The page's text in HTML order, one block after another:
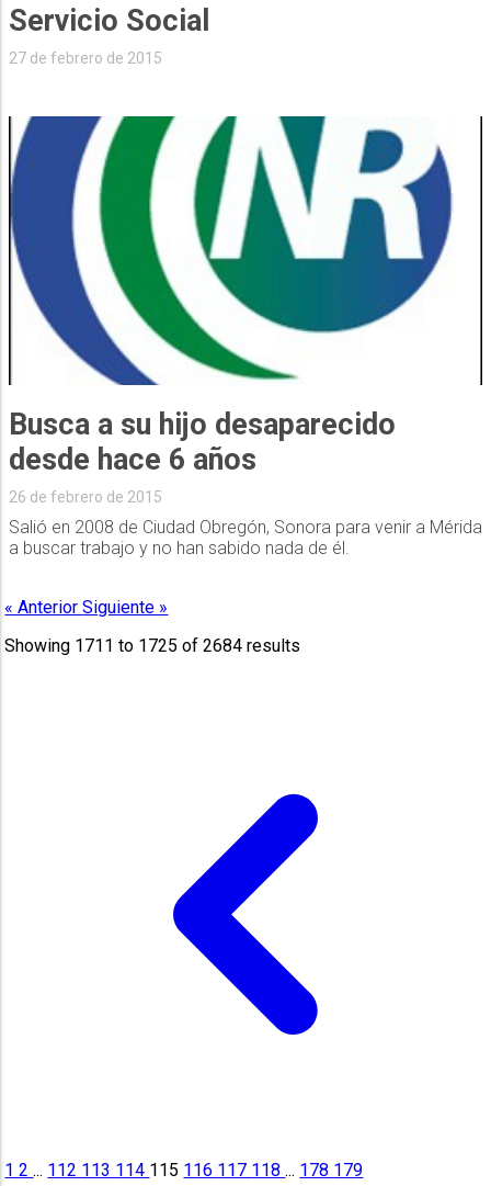
Servicio Social
27 de febrero de 2015
Busca a su hijo desaparecido
desde hace 6 años
26 de febrero de 2015
Salió en 2008 de Ciudad Obregón, Sonora para venir a Mérida
a buscar trabajo y no han sabido nada de él.
« AnteriorSiguiente »
Showing 1711 to 1725 of2684 results
12... 112 113 114 115 116 117 118... 178 179